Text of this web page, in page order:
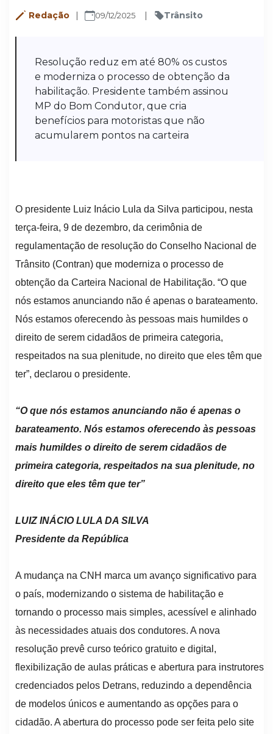
Redação 09/12/2025 Trânsito
Resolução reduz em até 80% os custos
e moderniza o processo de obtenção da
habilitação. Presidente também assinou
MP do Bom Condutor, que cria
benefícios para motoristas que não
acumularem pontos na carteira
O presidente Luiz Inácio Lula da Silva participou, nesta
terça-feira, 9 de dezembro, da cerimônia de
regulamentação de resolução do Conselho Nacional de
Trânsito (Contran) que moderniza o processo de
obtenção da Carteira Nacional de Habilitação. “O que
nós estamos anunciando não é apenas o barateamento.
Nós estamos oferecendo às pessoas mais humildes o
direito de serem cidadãos de primeira categoria,
respeitados na sua plenitude, no direito que eles têm que
ter”, declarou o presidente.
“O que nós estamos anunciando não é apenas o
barateamento. Nós estamos oferecendo às pessoas
mais humildes o direito de serem cidadãos de
primeira categoria, respeitados na sua plenitude, no
direito que eles têm que ter”
LUIZ INÁCIO LULA DA SILVA
Presidente da República
A mudança na CNH marca um avanço significativo para
o país, modernizando o sistema de habilitação e
tornando o processo mais simples, acessível e alinhado
às necessidades atuais dos condutores. A nova
resolução prevê curso teórico gratuito e digital,
flexibilização de aulas práticas e abertura para instrutores
credenciados pelos Detrans, reduzindo a dependência
de modelos únicos e aumentando as opções para o
cidadão. A abertura do processo pode ser feita pelo site